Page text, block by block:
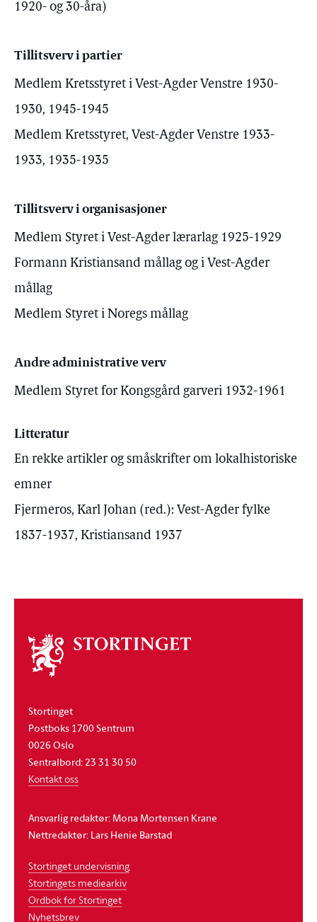
1920- og 30-åra)
Tillitsverv i partier
Medlem Kretsstyret i Vest-Agder Venstre 1930-
1930, 1945-1945
Medlem Kretsstyret, Vest-Agder Venstre 1933-
1933, 1935-1935
Tillitsverv i organisasjoner
Medlem Styret i Vest-Agder lærarlag 1925-1929
Formann Kristiansand mållag og i Vest-Agder
mållag
Medlem Styret i Noregs mållag
Andre administrative verv
Medlem Styret for Kongsgård garveri 1932-1961
Litteratur
En rekke artikler og småskrifter om lokalhistoriske
emner
Fjermeros, Karl Johan (red.): Vest-Agder fylke
1837-1937, Kristiansand 1937
Om
stortinget
Stortinget
Postboks 1700 Sentrum
0026 Oslo
Sentralbord: 23 31 30 50
Kontakt oss
Ansvarlig redaktør: Mona Mortensen Krane
Nettredaktør: Lars Henie Barstad
Stortinget undervisning
Stortingets mediearkiv
Ordbok for Stortinget
Nyhetsbrev